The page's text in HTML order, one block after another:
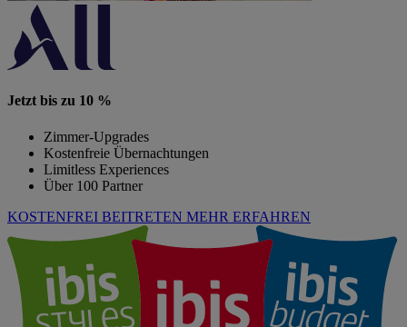
Jetzt bis zu 10 %
Zimmer-Upgrades
Kostenfreie Übernachtungen
Limitless Experiences
Über 100 Partner
KOSTENFREI BEITRETEN MEHR ERFAHREN